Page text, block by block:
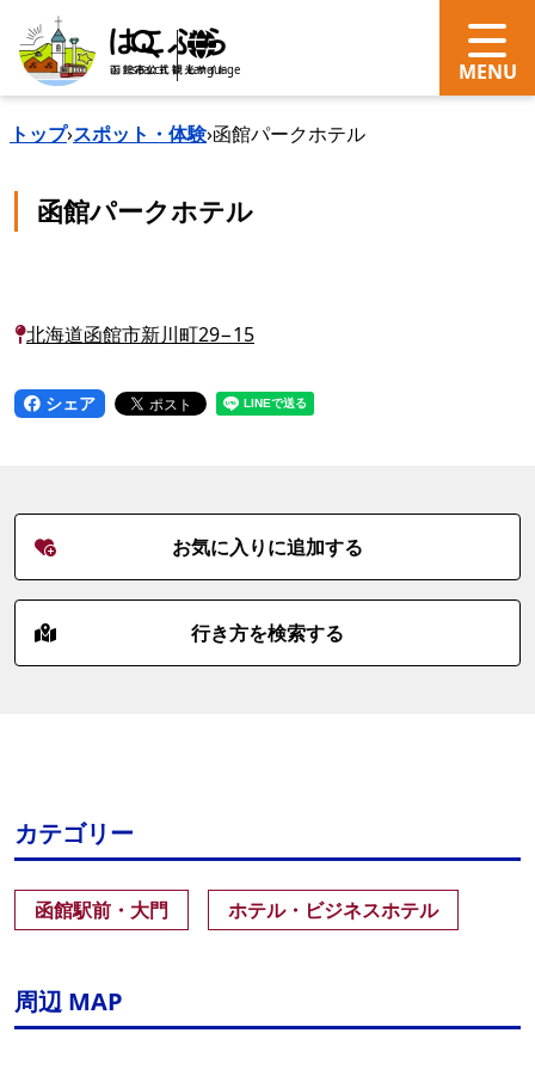
search Language
トップ›スポット・体験›函館パークホテル
函館パークホテル
北海道函館市新川町29−15
シェア
お気に入りに追加する
行き方を検索する
カテゴリー
函館駅前・大門 ホテル・ビジネスホテル
周辺 MAP